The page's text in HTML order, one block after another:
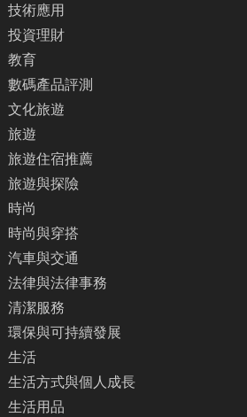
技術應用
投資理財
教育
數碼產品評測
文化旅遊
旅遊
旅遊住宿推薦
旅遊與探險
時尚
時尚與穿搭
汽車與交通
法律與法律事務
清潔服務
環保與可持續發展
生活
生活方式與個人成長
生活用品